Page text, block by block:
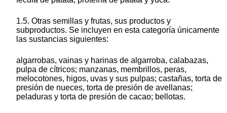
1.5. Otras semillas y frutas, sus productos y
subproductos. Se incluyen en esta categoría únicamente
las sustancias siguientes:
algarrobas, vainas y harinas de algarroba, calabazas,
pulpa de cítricos; manzanas, membrillos, peras,
melocotones, higos, uvas y sus pulpas; castañas, torta de
presión de nueces, torta de presión de avellanas;
peladuras y torta de presión de cacao; bellotas.